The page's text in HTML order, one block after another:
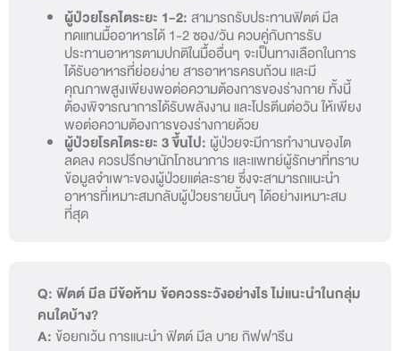
ผู้ป่วยโรคไตระยะ 1-2: สามารถรับประทานฟิตต์ มีล
ทดแทนมื้ออาหารได้ 1-2 ซอง/วัน ควบคู่กับการรับ
ประทานอาหารตามปกติในมื้ออื่นๆ จะเป็นทางเลือกในการ
ได้รับอาหารที่ย่อยง่าย สารอาหารครบถ้วน และมี
คุณภาพสูงเพียงพอต่อความต้องการของร่างกาย ทั้งนี้
ต้องพิจารณาการได้รับพลังงาน และโปรตีนต่อวัน ให้เพียง
พอต่อความต้องการของร่างกายด้วย
ผู้ป่วยโรคไตระยะ 3 ขึ้นไป: ผู้ป่วยจะมีการทำงานของไต
ลดลง ควรปรึกษานักโภชนาการ และแพทย์ผู้รักษาที่ทราบ
ข้อมูลจำเพาะของผู้ป่วยแต่ละราย ซึ่งจะสามารถแนะนำ
อาหารที่เหมาะสมกลับผู้ป่วยรายนั้นๆ ได้อย่างเหมาะสม
ที่สุด
Q: ฟิตต์ มีล มีข้อห้าม ข้อควรระวังอย่างไร ไม่แนะนำในกลุ่ม
คนใดบ้าง?
A: ข้อยกเว้น การแนะนำ ฟิตต์ มีล บาย กิฟฟารีน